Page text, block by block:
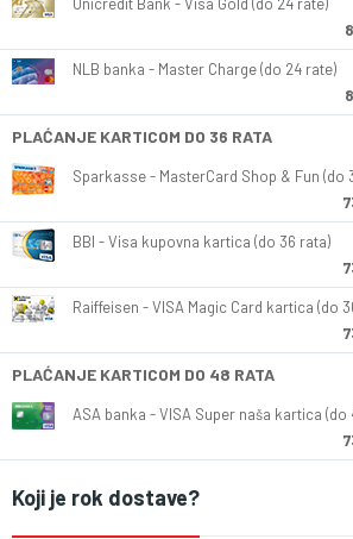
Unicredit Bank - Visa Gold (do 24 rate)
NLB banka - Master Charge (do 24 rate)
PLAĆANJE KARTICOM DO 36 RATA
Sparkasse - MasterCard Shop & Fun (do
BBI - Visa kupovna kartica (do 36 rata)
Raiffeisen - VISA Magic Card kartica (do
PLAĆANJE KARTICOM DO 48 RATA
ASA banka - VISA Super naša kartica (do
Koji je rok dostave?